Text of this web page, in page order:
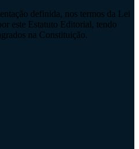
definida, nos termos da Lei
este Estatuto Editorial, tendo
na Constituição.